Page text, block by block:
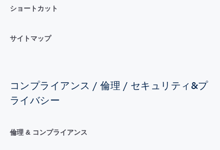
ショートカット
サイトマップ
コンプライアンス / 倫理 / セキュリティ&プ
ライバシー
倫理 & コンプライアンス